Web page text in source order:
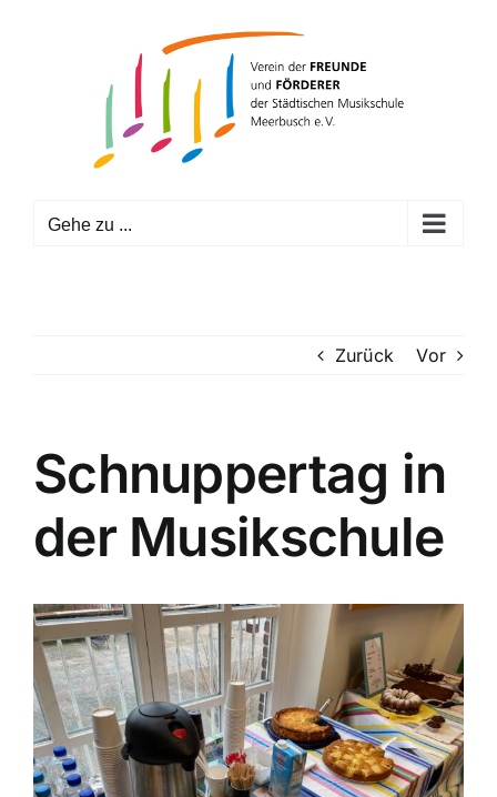
Gehe zu ...
Zurück Vor
Schnuppertag in
der Musikschule